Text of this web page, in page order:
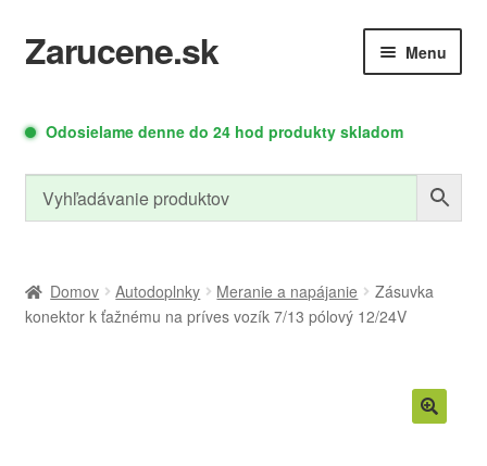
Preskočiť
na
Preskočiť
na
Zarucene.sk Menu
Autodoplnky
podradené
menu
Meracia
Technika
menu
Odosielame denne do 24 hod produkty skladom
Domov Autodoplnky Meranie a napájanie
Zásuvka
konektor k ťažnému na príves vozík 7/13 pólový 12/24V